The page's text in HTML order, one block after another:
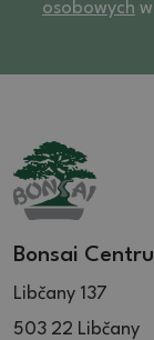
osobowych
Bonsai
Libčany 137
503 22 Libčany